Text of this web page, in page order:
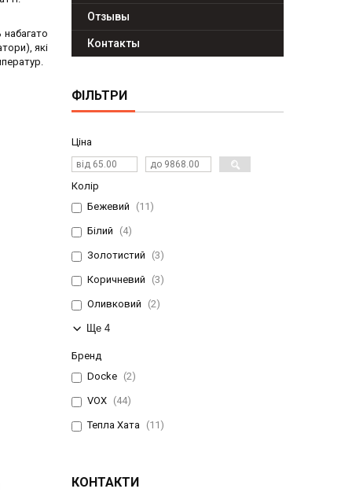
набагато
які
Отзывы
Контакты
ФІЛЬТРИ
Ціна
Колір
Бежевий
11
Білий 4
Золотистий 3
Коричневий 3
Оливковий 2
Ще 4
Бренд
Docke
2
VOX 44
Тепла Хата 11
КОНТАКТИ